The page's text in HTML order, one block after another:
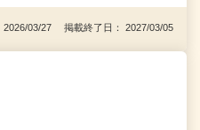
2026/03/27 掲載終了日： 2027/03/05